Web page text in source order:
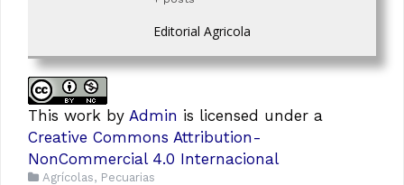
Editorial Agricola
This work by Admin is licensed under a
Creative Commons Attribution-
NonCommercial 4.0 Internacional
Agrícolas, Pecuarias